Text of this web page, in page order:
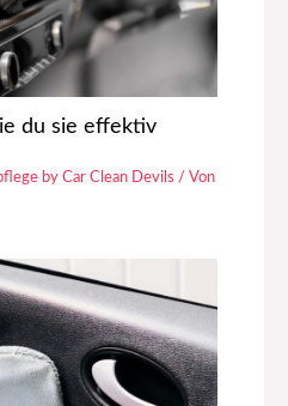
du sie effektiv
by Car Clean Devils / Von